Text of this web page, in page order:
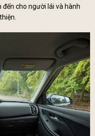
cho người lái và hành